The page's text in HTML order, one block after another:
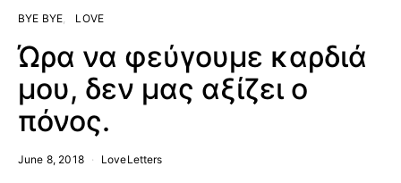
BYE BYE LOVE
Ώρα να φεύγουμε καρδιά
μου, δεν μας αξίζει ο
πόνος.
June 8, 2018 LoveLetters